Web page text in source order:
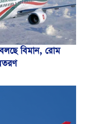
বিমান, রোম